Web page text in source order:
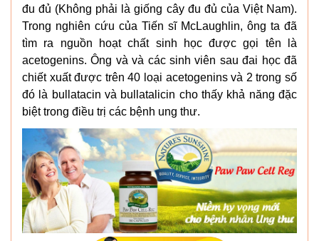
đu đủ (Không phải là giống cây đu đủ của Việt Nam).
Trong nghiên cứu của Tiến sĩ McLaughlin, ông ta đã
tìm ra nguồn hoạt chất sinh học được gọi tên là
acetogenins. Ông và và các sinh viên sau đai học đã
chiết xuất được trên 40 loại acetogenins và 2 trong số
đó là bullatacin và bullatalicin cho thấy khả năng đặc
biệt trong điều trị các bệnh ung thư.